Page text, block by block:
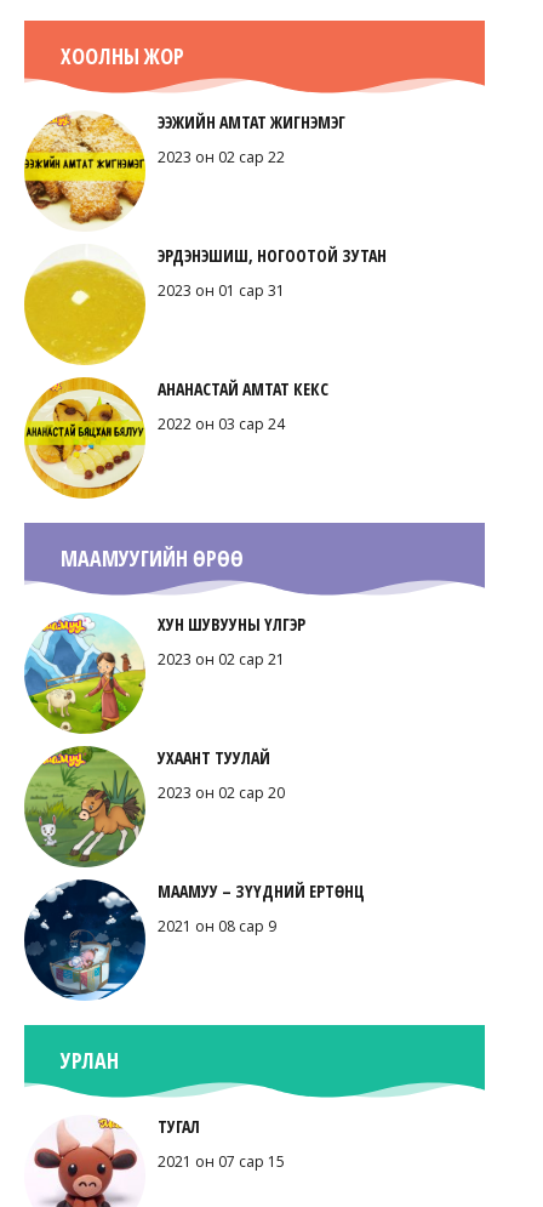
ХООЛНЫ ЖОР
ЭЭЖИЙН АМТАТ ЖИГНЭМЭГ
2023 он 02 сар 22
ЭРДЭНЭШИШ, НОГООТОЙ ЗУТАН
2023 он 01 сар 31
АНАНАСТАЙ АМТАТ КЕКС
2022 он 03 сар 24
МААМУУГИЙН ӨРӨӨ
ХУН ШУВУУНЫ ҮЛГЭР
2023 он 02 сар 21
УХААНТ ТУУЛАЙ
2023 он 02 сар 20
МААМУУ – ЗҮҮДНИЙ ЕРТӨНЦ
2021 он 08 сар 9
УРЛАН
ТУГАЛ
2021 он 07 сар 15